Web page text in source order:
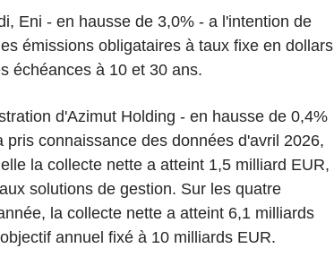
Eni - en hausse de 3,0% - a l'intention de
émissions obligataires à taux fixe en dollars
échéances à 10 et 30 ans.
d'Azimut Holding - en hausse de 0,4%
pris connaissance des données d'avril 2026,
la collecte nette a atteint 1,5 milliard EUR,
solutions de gestion. Sur les quatre
la collecte nette a atteint 6,1 milliards
annuel fixé à 10 milliards EUR.